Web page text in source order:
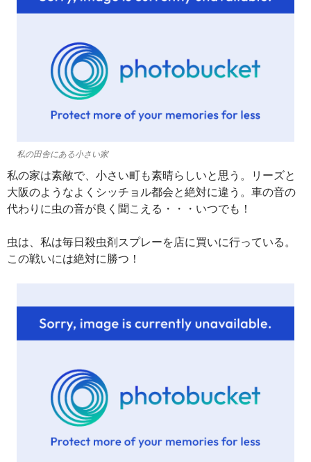
私の田舎にある小さい家
私の家は素敵で、小さい町も素晴らしいと思う。リーズと
大阪のようなよくシッチョル都会と絶対に違う。車の音の
代わりに虫の音が良く聞こえる・・・いつでも！
虫は、私は毎日殺虫剤スプレーを店に買いに行っている。
この戦いには絶対に勝つ！